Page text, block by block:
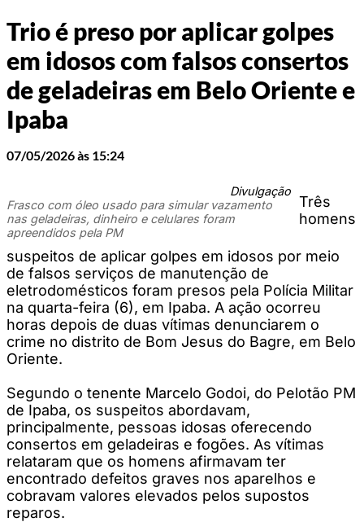
Trio é preso por aplicar golpes
em idosos com falsos consertos
de geladeiras em Belo Oriente e
Ipaba
07/05/2026 às 15:24
Divulgação
Frasco com óleo usado para simular vazamento
nas geladeiras, dinheiro e celulares foram
apreendidos pela PM
Três
homens
suspeitos de aplicar golpes em idosos por meio
de falsos serviços de manutenção de
eletrodomésticos foram presos pela Polícia Militar
na quarta-feira (6), em Ipaba. A ação ocorreu
horas depois de duas vítimas denunciarem o
crime no distrito de Bom Jesus do Bagre, em Belo
Oriente.
Segundo o tenente Marcelo Godoi, do Pelotão PM
de Ipaba, os suspeitos abordavam,
principalmente, pessoas idosas oferecendo
consertos em geladeiras e fogões. As vítimas
relataram que os homens afirmavam ter
encontrado defeitos graves nos aparelhos e
cobravam valores elevados pelos supostos
reparos.